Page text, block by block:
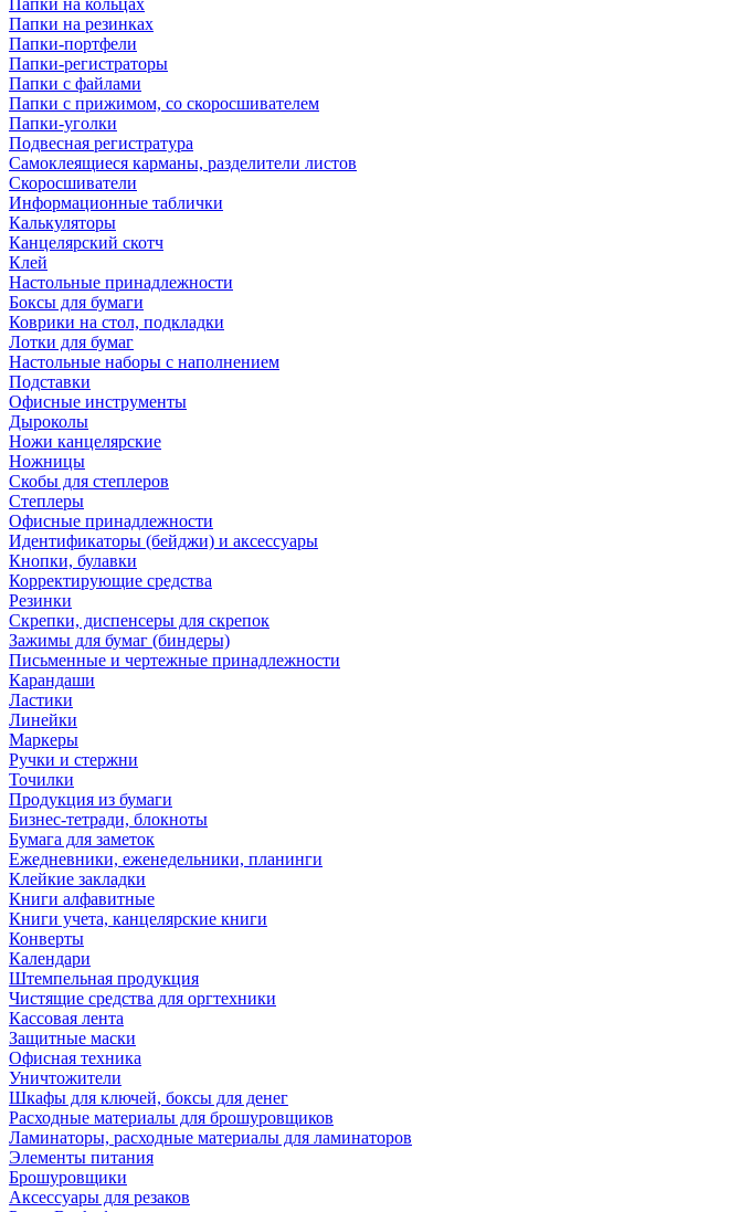
Папки на кольцах
Папки на резинках
Папки-портфели
Папки-регистраторы
Папки с файлами
Папки с прижимом, со скоросшивателем
Папки-уголки
Подвесная регистратура
Самоклеящиеся карманы, разделители листов
Скоросшиватели
Информационные таблички
Калькуляторы
Канцелярский скотч
Клей
Настольные принадлежности
Боксы для бумаги
Коврики на стол, подкладки
Лотки для бумаг
Настольные наборы с наполнением
Подставки
Офисные инструменты
Дыроколы
Ножи канцелярские
Ножницы
Скобы для степлеров
Степлеры
Офисные принадлежности
Идентификаторы (бейджи) и аксессуары
Кнопки, булавки
Корректирующие средства
Резинки
Скрепки, диспенсеры для скрепок
Зажимы для бумаг (биндеры)
Письменные и чертежные принадлежности
Карандаши
Ластики
Линейки
Маркеры
Ручки и стержни
Точилки
Продукция из бумаги
Бизнес-тетради, блокноты
Бумага для заметок
Ежедневники, еженедельники, планинги
Клейкие закладки
Книги алфавитные
Книги учета, канцелярские книги
Конверты
Календари
Штемпельная продукция
Чистящие средства для оргтехники
Кассовая лента
Защитные маски
Офисная техника
Уничтожители
Шкафы для ключей, боксы для денег
Расходные материалы для брошуровщиков
Ламинаторы, расходные материалы для ламинаторов
Элементы питания
Брошуровщики
Аксессуары для резаков